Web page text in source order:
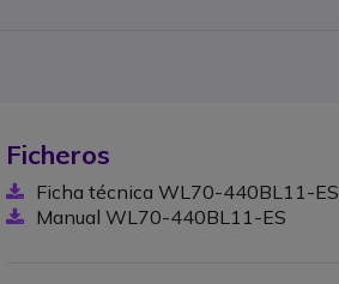
Ficheros
Ficha técnica WL70-440BL11-ES
Manual WL70-440BL11-ES